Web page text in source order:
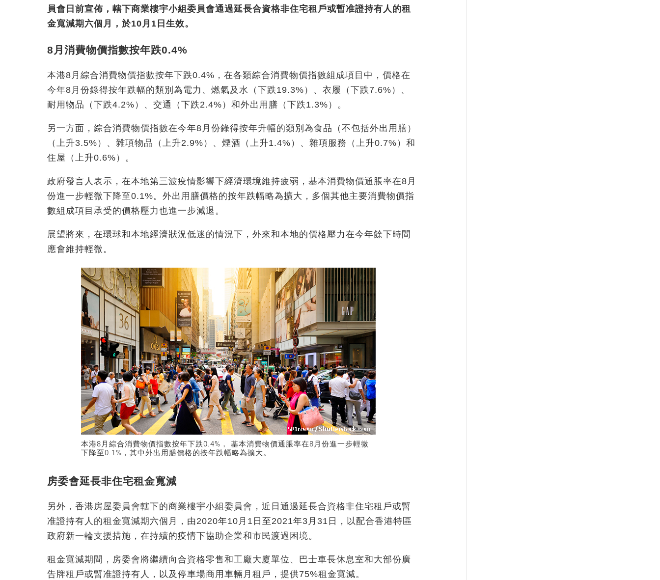
員會日前宣佈，轄下商業樓宇小組委員會通過延長合資格非住宅租戶或暫准證持有人的租
金寬減期六個月，於10月1日生效。
8月消費物價指數按年跌0.4%
本港8月綜合消費物價指數按年下跌0.4%，在各類綜合消費物價指數組成項目中，價格在
今年8月份錄得按年跌幅的類別為電力、燃氣及水（下跌19.3%）、衣履（下跌7.6%）、
耐用物品（下跌4.2%）、交通（下跌2.4%）和外出用膳（下跌1.3%）。
另一方面，綜合消費物價指數在今年8月份錄得按年升幅的類別為食品（不包括外出用膳）
（上升3.5%）、雜項物品（上升2.9%）、煙酒（上升1.4%）、雜項服務（上升0.7%）和
住屋（上升0.6%）。
政府發言人表示，在本地第三波疫情影響下經濟環境維持疲弱，基本消費物價通脹率在8月
份進一步輕微下降至0.1%。外出用膳價格的按年跌幅略為擴大，多個其他主要消費物價指
數組成項目承受的價格壓力也進一步減退。
展望將來，在環球和本地經濟狀況低迷的情況下，外來和本地的價格壓力在今年餘下時間
應會維持輕微。
本港8月綜合消費物價指數按年下跌0.4%， 基本消費物價通脹率在8月份進一步輕微
下降至0.1%，其中外出用膳價格的按年跌幅略為擴大。
房委會延長非住宅租金寬減
另外，香港房屋委員會轄下的商業樓宇小組委員會，近日通過延長合資格非住宅租戶或暫
准證持有人的租金寬減期六個月，由2020年10月1日至2021年3月31日，以配合香港特區
政府新一輪支援措施，在持續的疫情下協助企業和市民渡過困境。
租金寬減期間，房委會將繼續向合資格零售和工廠大廈單位、巴士車長休息室和大部份廣
告牌租戶或暫准證持有人，以及停車場商用車輛月租戶，提供75%租金寬減。